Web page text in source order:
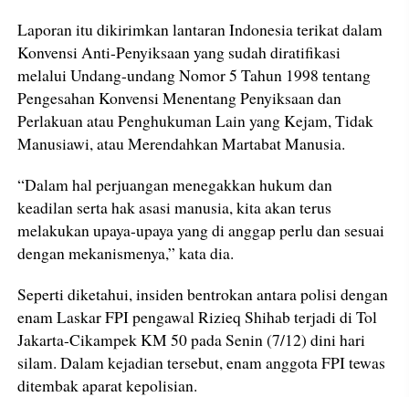
Laporan itu dikirimkan lantaran Indonesia terikat dalam
Konvensi Anti-Penyiksaan yang sudah diratifikasi
melalui Undang-undang Nomor 5 Tahun 1998 tentang
Pengesahan Konvensi Menentang Penyiksaan dan
Perlakuan atau Penghukuman Lain yang Kejam, Tidak
Manusiawi, atau Merendahkan Martabat Manusia.
“Dalam hal perjuangan menegakkan hukum dan
keadilan serta hak asasi manusia, kita akan terus
melakukan upaya-upaya yang di anggap perlu dan sesuai
dengan mekanismenya,” kata dia.
Seperti diketahui, insiden bentrokan antara polisi dengan
enam Laskar FPI pengawal Rizieq Shihab terjadi di Tol
Jakarta-Cikampek KM 50 pada Senin (7/12) dini hari
silam. Dalam kejadian tersebut, enam anggota FPI tewas
ditembak aparat kepolisian.